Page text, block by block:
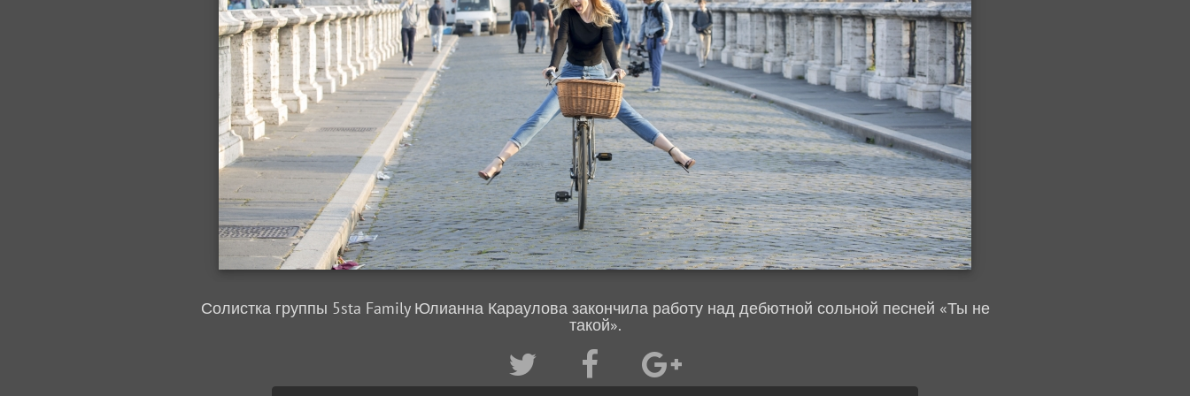
Солистка группы 5sta Family Юлианна Караулова закончила работу над дебютной сольной песней «Ты не
такой».